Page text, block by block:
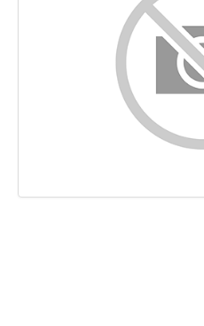
Ключевые слова
Юзабилити
Документ
Мобильный телефон